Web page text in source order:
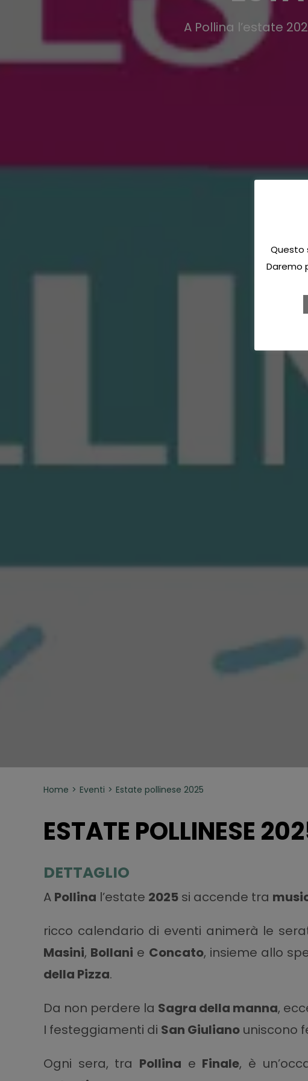
A Pollina l’estate
Home Eventi Estate pollinese 2025
ESTATE POLLINESE
DETTAGLIO
A Pollina l’estate 2025si accende tra
ricco calendario di eventi animerà le
Masini, Bollani e Concato, insieme allo
della Pizza.
Da non perdere la Sagra della manna,
I festeggiamenti di San Giulianouniscono
Ogni sera, tra Pollina e Finale, è
Questo
Daremo